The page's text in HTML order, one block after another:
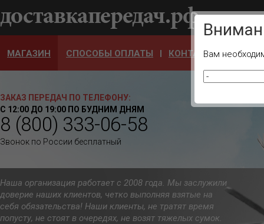
Ваш
МАГАЗИН СПОСОБЫ ОПЛАТЫ КОНТАКТЫ
ЗАКАЗ ПЕРЕДАЧ ПО ТЕЛЕФОНУ:
С 12:00 ДО 19:00 ПО БУДНИМ ДНЯМ
8 (800) 333-06-58
Звонок по России бесплатный
Наша организация работает с 2008 года. Мы заслужили
доверие наших клиентов, четко выполняя взятые на
себя обязательства! Наши клиенты, не тратят время
попусту, не стоят в очередях, не возят тяжелых сумок.
Вам